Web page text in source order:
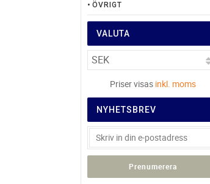
ÖVRIGT
VALUTA
Priser visas inkl. moms
NYHETSBREV
Prenumerera